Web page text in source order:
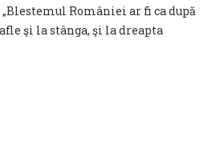
României ar fi ca după
afle şi la stânga, şi la dreapta